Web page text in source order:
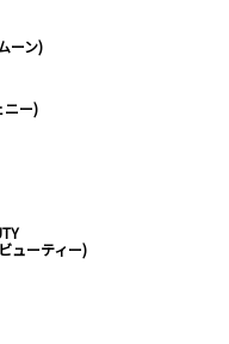
ーン)
ニー)
ューティー)